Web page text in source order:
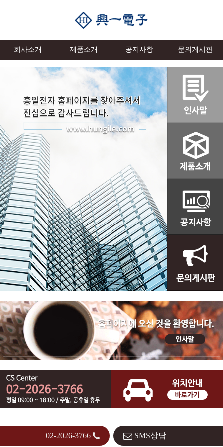
회사소개 제품소개 공지사항 문의게시판
02-2026-3766 SMS상담